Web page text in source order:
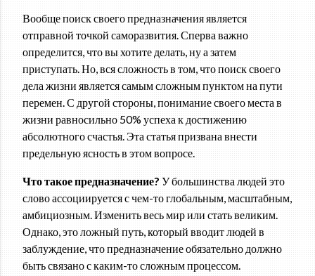
Вообще поиск своего предназначения является
отправной точкой саморазвития. Сперва важно
определится, что вы хотите делать, ну а затем
приступать. Но, вся сложность в том, что поиск своего
дела жизни является самым сложным пунктом на пути
перемен. С другой стороны, понимание своего места в
жизни равносильно 50% успеха к достижению
абсолютного счастья. Эта статья призвана внести
предельную ясность в этом вопросе.
Что такое предназначение? У большинства людей это
слово ассоциируется с чем-то глобальным, масштабным,
амбициозным. Изменить весь мир или стать великим.
Однако, это ложный путь, который вводит людей в
заблуждение, что предназначение обязательно должно
быть связано с каким-то сложным процессом.